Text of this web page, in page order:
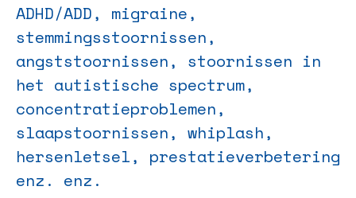
ADHD/ADD, migraine,
stemmingsstoornissen,
angststoornissen, stoornissen in
het autistische spectrum,
concentratieproblemen,
slaapstoornissen, whiplash,
hersenletsel, prestatieverbetering
enz. enz.